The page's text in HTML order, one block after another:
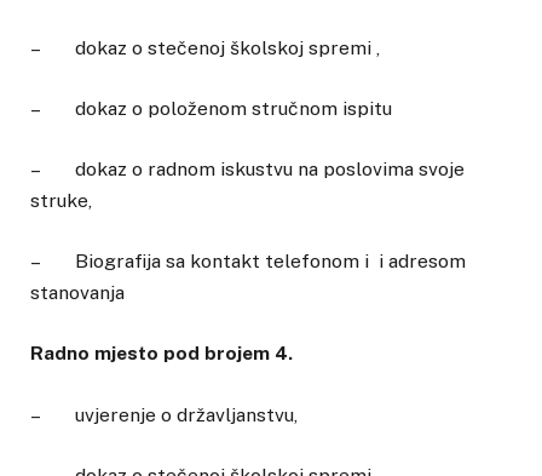
– dokaz o stečenoj školskoj spremi ,
– dokaz o položenom stručnom ispitu
– dokaz o radnom iskustvu na poslovima svoje
struke,
– Biografija sa kontakt telefonom i i adresom
stanovanja
Radno mjesto pod brojem 4.
– uvjerenje o državljanstvu,